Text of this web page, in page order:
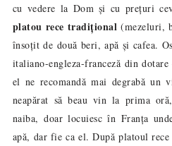
cu vedere la Dom și cu prețuri
platou rece tradițional (mezeluri,
însoțit de două beri, apă și cafea.
italiano-engleza-franceză din
el ne recomandă mai degrabă
neapărat să beau vin la prima
naiba, doar locuiesc în Franța
apă, dar fie ca el. După platoul